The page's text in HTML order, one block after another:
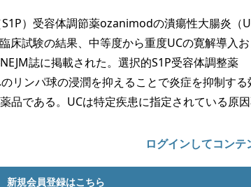
）受容体調節薬ozanimodの潰瘍性大腸炎（
床試験の結果、中等度から重度UCの寛解導入
誌に掲載された。選択的S1P受容体調整薬
リンパ球の浸潤を抑えることで炎症を抑制する
品である。UCは特定疾患に指定されている原
ログインしてコンテ
新規会員登録はこちら